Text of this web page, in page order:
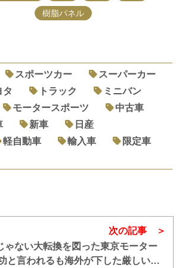
樹脂パネル
スポーツカー
スーパーカー
タ トラック
ミニバン
モータースポーツ
中古車
新車
日産
軽自動車 輸入車
限定車
次の記事
ゃない大転換を図った東京モーター
言われるも海外が下した厳しい評